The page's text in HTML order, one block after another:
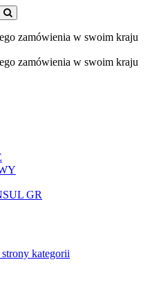
zamówienia w swoim kraju
zamówienia w swoim kraju
GR
kategorii